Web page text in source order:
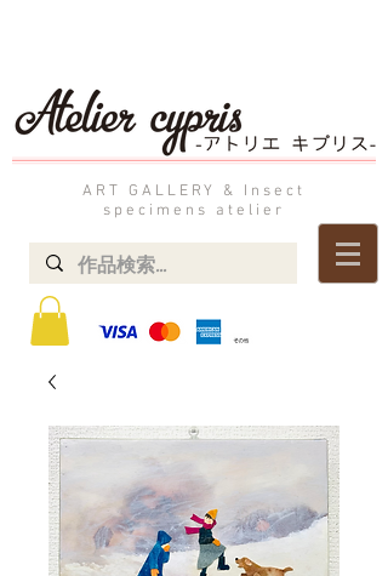
ART GALLERY & Insect
specimens atelier